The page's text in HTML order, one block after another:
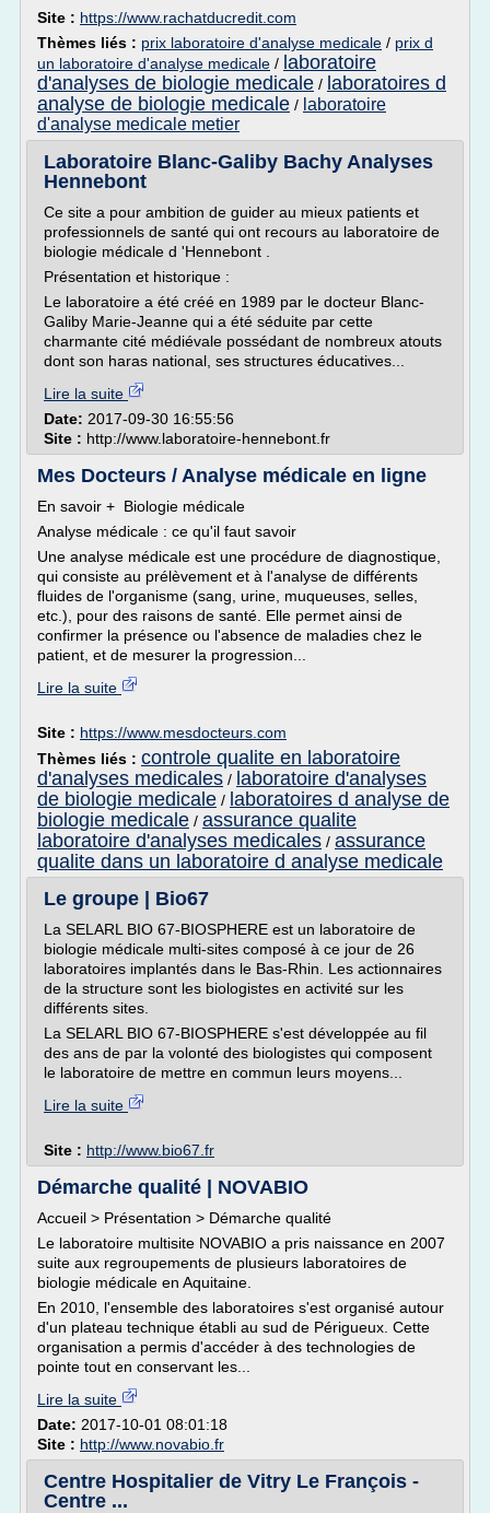
Site : https://www.rachatducredit.com
Thèmes liés : prix laboratoire d'analyse medicale / prix d
un laboratoire d'analyse medicale / laboratoire
d'analyses de biologie medicale / laboratoires d
analyse de biologie medicale / laboratoire
d'analyse medicale metier
Laboratoire Blanc-Galiby Bachy Analyses
Hennebont
Ce site a pour ambition de guider au mieux patients et
professionnels de santé qui ont recours au laboratoire de
biologie médicale d 'Hennebont .
Présentation et historique :
Le laboratoire a été créé en 1989 par le docteur Blanc-
Galiby Marie-Jeanne qui a été séduite par cette
charmante cité médiévale possédant de nombreux atouts
dont son haras national, ses structures éducatives...
Lire la suite
Date: 2017-09-30 16:55:56
Site : http://www.laboratoire-hennebont.fr
Mes Docteurs / Analyse médicale en ligne
En savoir + Biologie médicale
Analyse médicale : ce qu'il faut savoir
Une analyse médicale est une procédure de diagnostique,
qui consiste au prélèvement et à l'analyse de différents
fluides de l'organisme (sang, urine, muqueuses, selles,
etc.), pour des raisons de santé. Elle permet ainsi de
confirmer la présence ou l'absence de maladies chez le
patient, et de mesurer la progression...
Lire la suite
Site : https://www.mesdocteurs.com
Thèmes liés : controle qualite en laboratoire
d'analyses medicales / laboratoire d'analyses
de biologie medicale / laboratoires d analyse de
biologie medicale / assurance qualite
laboratoire d'analyses medicales / assurance
qualite dans un laboratoire d analyse medicale
Le groupe | Bio67
La SELARL BIO 67-BIOSPHERE est un laboratoire de
biologie médicale multi-sites composé à ce jour de 26
laboratoires implantés dans le Bas-Rhin. Les actionnaires
de la structure sont les biologistes en activité sur les
différents sites.
La SELARL BIO 67-BIOSPHERE s'est développée au fil
des ans de par la volonté des biologistes qui composent
le laboratoire de mettre en commun leurs moyens...
Lire la suite
Site : http://www.bio67.fr
Démarche qualité | NOVABIO
Accueil > Présentation > Démarche qualité
Le laboratoire multisite NOVABIO a pris naissance en 2007
suite aux regroupements de plusieurs laboratoires de
biologie médicale en Aquitaine.
En 2010, l'ensemble des laboratoires s'est organisé autour
d'un plateau technique établi au sud de Périgueux. Cette
organisation a permis d'accéder à des technologies de
pointe tout en conservant les...
Lire la suite
Date: 2017-10-01 08:01:18
Site : http://www.novabio.fr
Centre Hospitalier de Vitry Le François -
Centre ...